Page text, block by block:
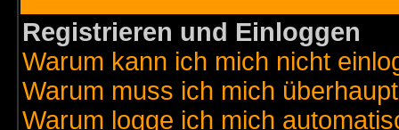
Registrieren und Einloggen
Warum kann ich mich nicht
Warum muss ich mich
Warum logge ich mich